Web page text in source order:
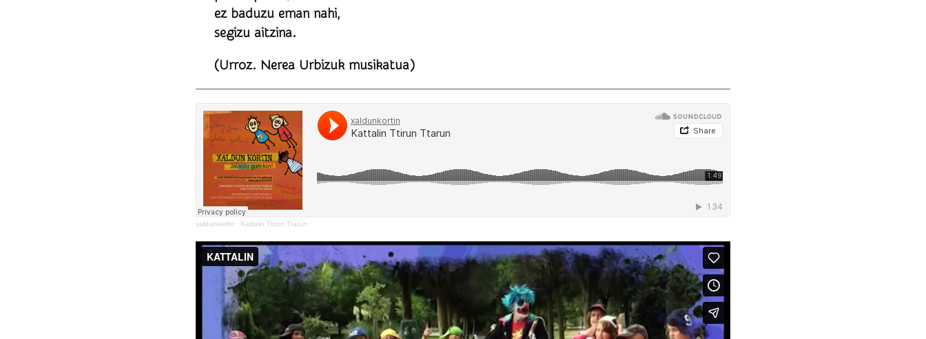
ez baduzu eman nahi,
segizu aitzina.
(Urroz. Nerea Urbizuk musikatua)
xaldunkortin · Kattalin Ttirun Ttarun